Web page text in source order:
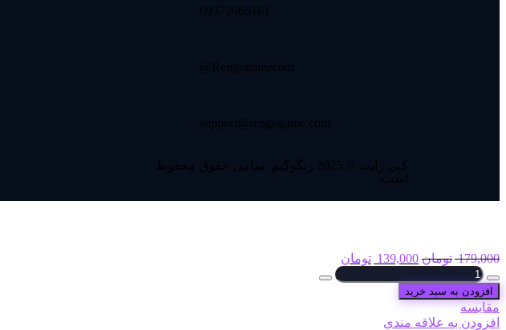
09372065161
Rengogamecom@
support@rengogame.com
کپی رایت © 2025 رنگوگیم. تمامی حقوق محفوظ
است.
179,000 تومان 139,000 تومان
افزودن به سبد خرید
مقایسه
افزودن به علاقه مندی